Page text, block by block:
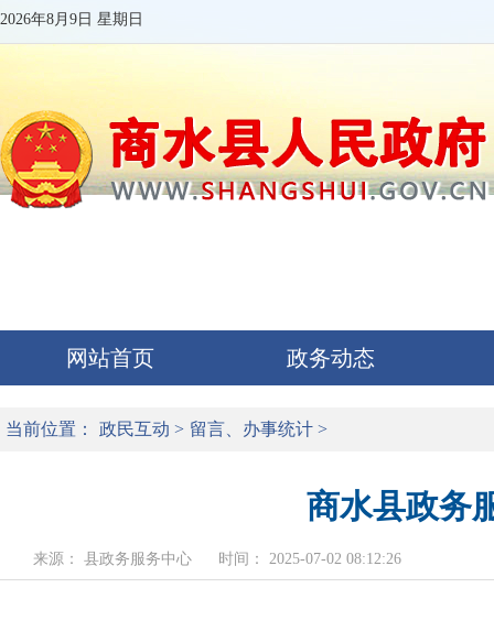
2026年8月9日 星期日
网站首页 政务动态
当前位置： 政民互动 > 留言、办事统计 >
商水县政务
来源： 县政务服务中心 时间： 2025-07-02 08:12:26